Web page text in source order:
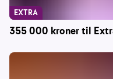
355 000 kroner til
EXTRA